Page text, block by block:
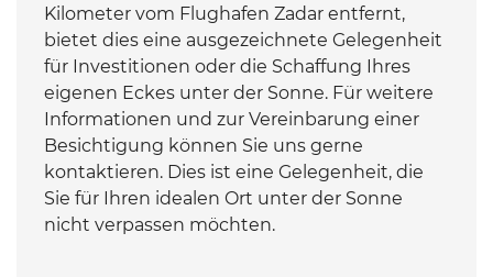
Kilometer vom Flughafen Zadar entfernt,
bietet dies eine ausgezeichnete Gelegenheit
für Investitionen oder die Schaffung Ihres
eigenen Eckes unter der Sonne. Für weitere
Informationen und zur Vereinbarung einer
Besichtigung können Sie uns gerne
kontaktieren. Dies ist eine Gelegenheit, die
Sie für Ihren idealen Ort unter der Sonne
nicht verpassen möchten.